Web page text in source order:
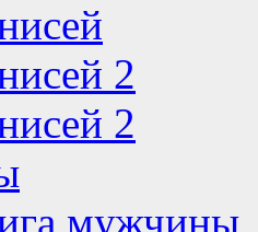
2
2
мужчины